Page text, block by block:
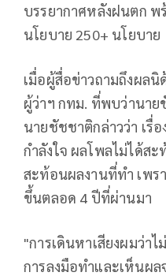
บรรยากาศหลังฝนตก
นโยบาย 250+ นโยบา
เมื่อผู้สื่อข่าวถามถึงผลนิ
ผู้ว่าฯ กทม. ที่พบว่านาย
นายชัชชาติกล่าวว่า เรื่
กำลังใจ ผลโพลไม่ได้สะ
สะท้อนผลงานที่ทำ เพร
ขึ้นตลอด 4 ปีที่ผ่านมา
"การเดินหาเสียงผมว่า
การลงมือทำและเห็นผ